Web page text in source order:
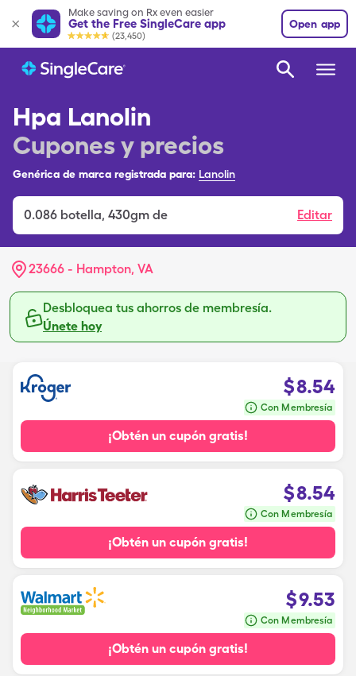
Make saving on Rx even easier
Get the Free SingleCare app
(23,450)
Open app
Hpa Lanolin
Cupones y precios
Genérica de marca registrada para: Lanolin
0.086 botella, 430gm de Editar
23666 - Hampton, VA
Desbloquea tus ahorros de membresía.
Únete hoy
$8.54
Con Membresía
¡Obtén un cupón gratis!
$8.54
Con Membresía
¡Obtén un cupón gratis!
$9.53
Con Membresía
¡Obtén un cupón gratis!